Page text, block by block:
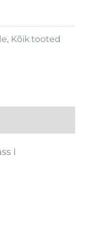
, Kõik tooted
I